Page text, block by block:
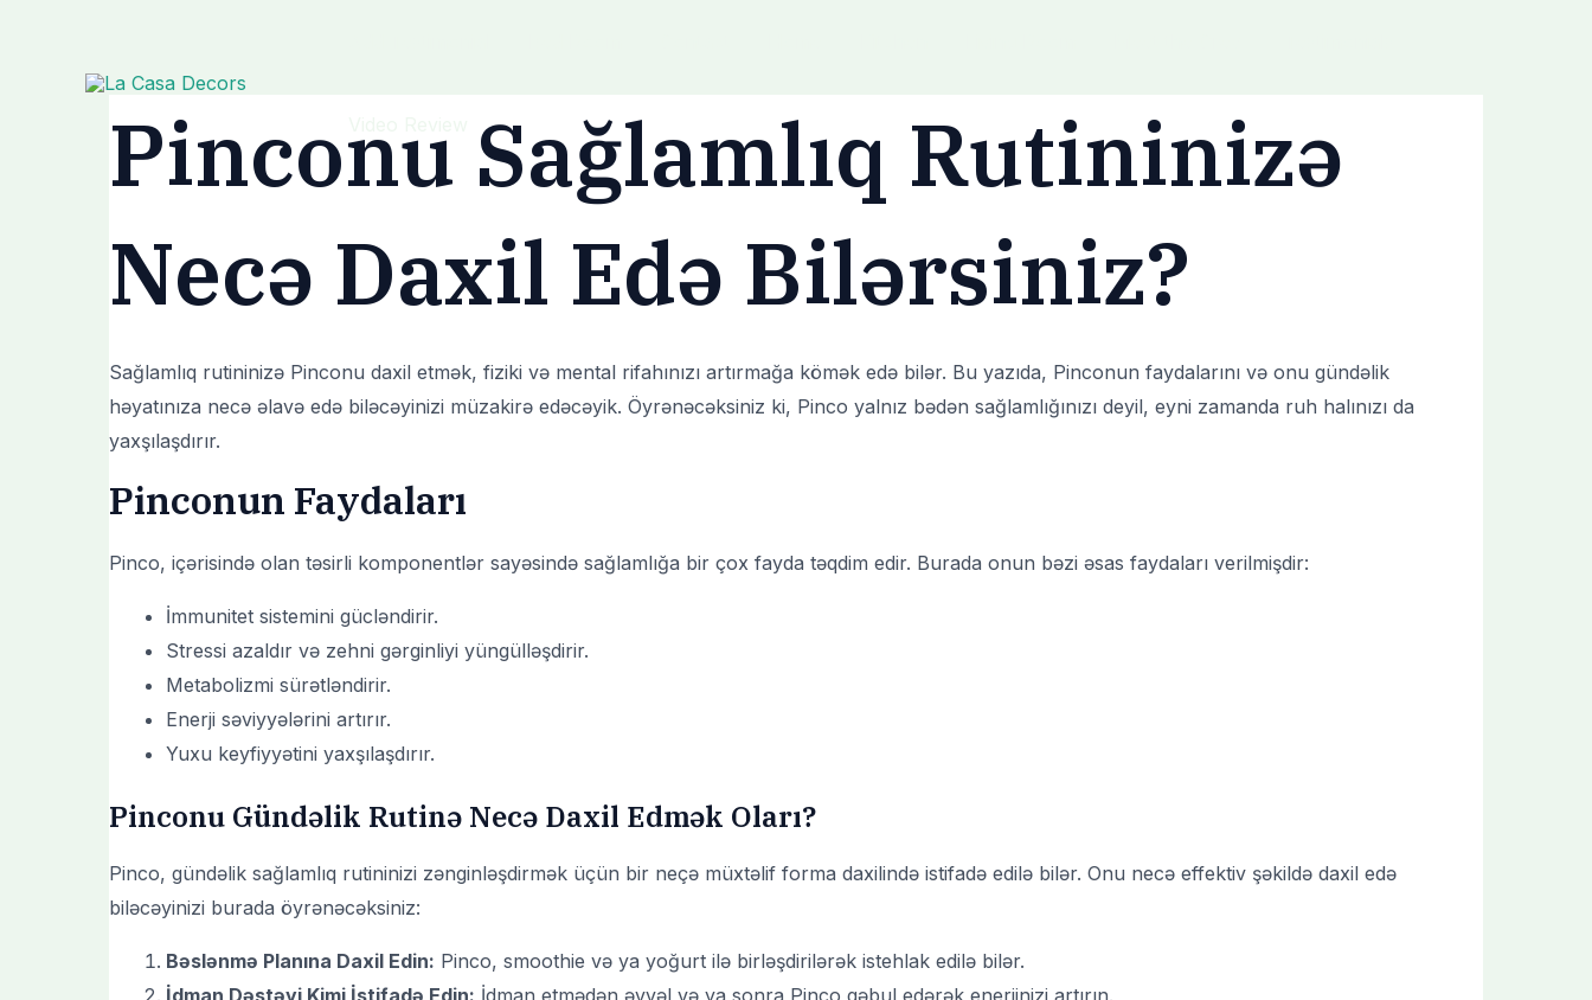
Pinconu Sağlamlıq Rutininizə
Necə Daxil Edə Bilərsiniz?
Sağlamlıq rutininizə Pinconu daxil etmək, fiziki və mental rifahınızı artırmağa kömək edə bilər. Bu yazıda, Pinconun faydalarını və onu gündəlik
həyatınıza necə əlavə edə biləcəyinizi müzakirə edəcəyik. Öyrənəcəksiniz ki, Pinco yalnız bədən sağlamlığınızı deyil, eyni zamanda ruh halınızı da
yaxşılaşdırır.
Pinconun Faydaları
Pinco, içərisində olan təsirli komponentlər sayəsində sağlamlığa bir çox fayda təqdim edir. Burada onun bəzi əsas faydaları verilmişdir:
İmmunitet sistemini gücləndirir.
Stressi azaldır və zehni gərginliyi yüngülləşdirir.
Metabolizmi sürətləndirir.
Enerji səviyyələrini artırır.
Yuxu keyfiyyətini yaxşılaşdırır.
Pinconu Gündəlik Rutinə Necə Daxil Edmək Oları?
Pinco, gündəlik sağlamlıq rutininizi zənginləşdirmək üçün bir neçə müxtəlif forma daxilində istifadə edilə bilər. Onu necə effektiv şəkildə daxil edə
biləcəyinizi burada öyrənəcəksiniz:
Bəslənmə Planına Daxil Edin: Pinco, smoothie və ya yoğurt ilə birləşdirilərək istehlak edilə bilər.
İdman Dəstəyi Kimi İstifadə Edin: İdman etmədən əvvəl və ya sonra Pinco qəbul edərək enerjinizi artırın.